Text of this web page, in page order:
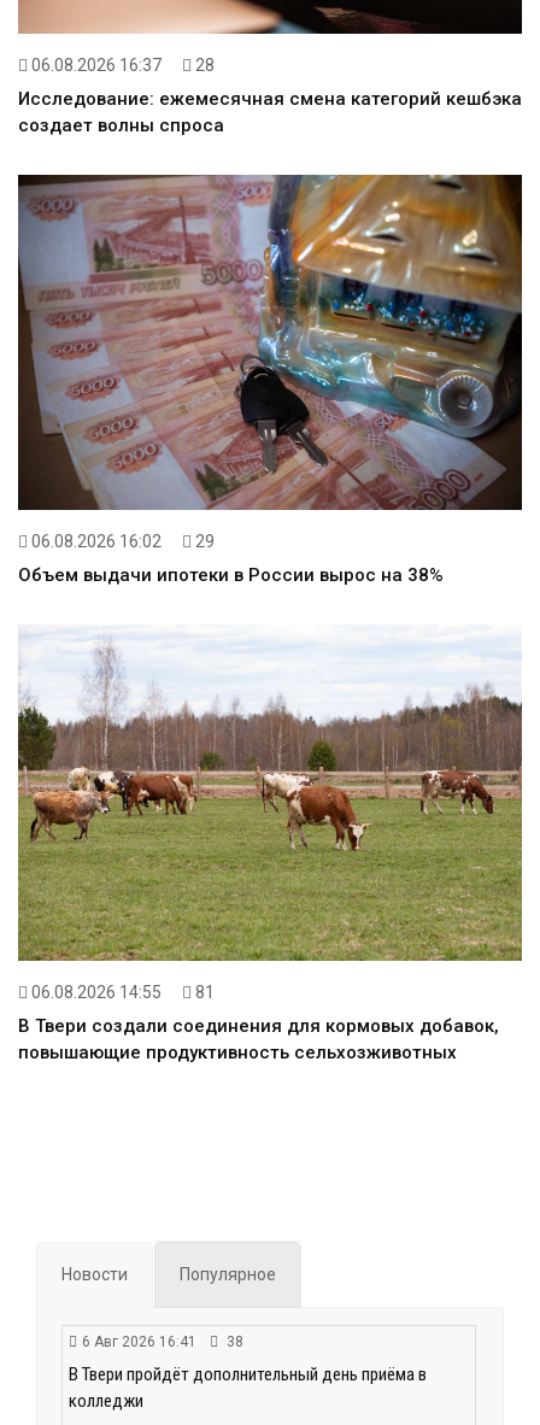
06.08.2026 16:37 28
Исследование: ежемесячная смена категорий кешбэка
создает волны спроса
06.08.2026 16:02 29
Объем выдачи ипотеки в России вырос на 38%
06.08.2026 14:55 81
В Твери создали соединения для кормовых добавок,
повышающие продуктивность сельхозживотных
Новости Популярное
6 Авг 2026 16:41 38
В Твери пройдёт дополнительный день приёма в
колледжи